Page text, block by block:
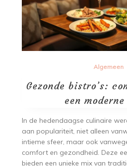
Algemeen
Gezonde bistro’s:
een
In de hedendaagse culinaire
aan populariteit, niet alleen
intieme sfeer, maar ook
comfort en gezondheid. Deze
bieden een unieke mix van